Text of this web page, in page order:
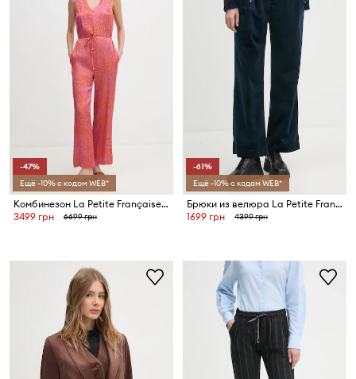
-47%
Ещё -10% с кодом WEB*
Комбинезон La Petite Française COLETTE
3499 грн
6699 грн
-61%
Ещё -10% с кодом WEB*
Брюки из велюра La Petite Française
1699 грн
4399 грн